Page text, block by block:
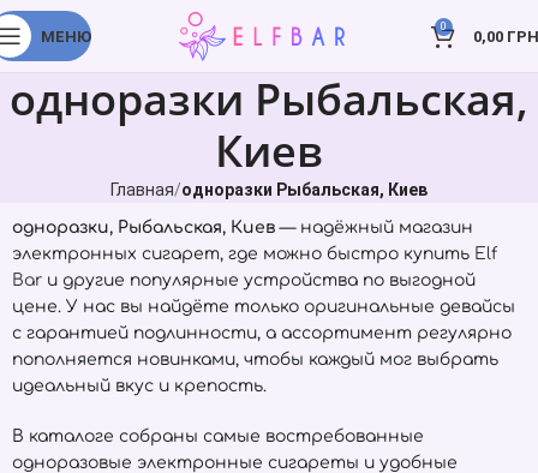
МЕНЮ
0
0,00
одноразки Рыбальская,
Киев
Главная одноразки Рыбальская, Киев
одноразки, Рыбальская, Киев — надёжный магазин
электронных сигарет, где можно быстро купить Elf
Bar и другие популярные устройства по выгодной
цене. У нас вы найдёте только оригинальные девайсы
с гарантией подлинности, а ассортимент регулярно
пополняется новинками, чтобы каждый мог выбрать
идеальный вкус и крепость.
В каталоге собраны самые востребованные
одноразовые электронные сигареты и удобные